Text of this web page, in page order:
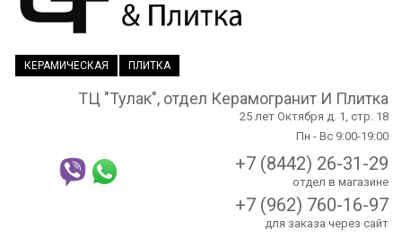
КЕРАМИЧЕСКАЯ ПЛИТКА
ТЦ "Тулак", отдел Керамогранит И Плитка
25 лет Октября д. 1, стр. 18
Пн - Вс 9:00-19:00
+7 (8442) 26-31-29
отдел в магазине
+7 (962) 760-16-97
для заказа через сайт